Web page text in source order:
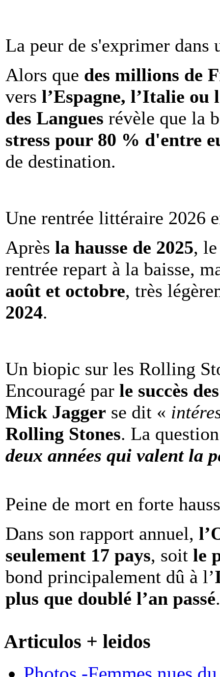
La peur de s'exprimer dans
Alors que des millions de
vers l’Espagne, l’Italie ou
des Langues révèle que la
stress pour 80 % d'entre
de destination.
Une rentrée littéraire 2026
Après la hausse de 2025,
rentrée repart à la baisse,
août et octobre, très
2024.
Un biopic sur les Rolling
Encouragé par le succès
Mick Jagger se dit «
Rolling Stones. La
deux années qui valent la
Peine de mort en forte
Dans son rapport annuel,
seulement 17 pays, soit le
bond principalement dû à l’
plus que doublé l’an passé.
Articulos + leidos